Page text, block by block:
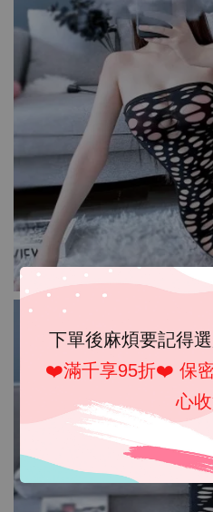
下單後麻煩要記得
❤️滿千享95折❤️ 保
心